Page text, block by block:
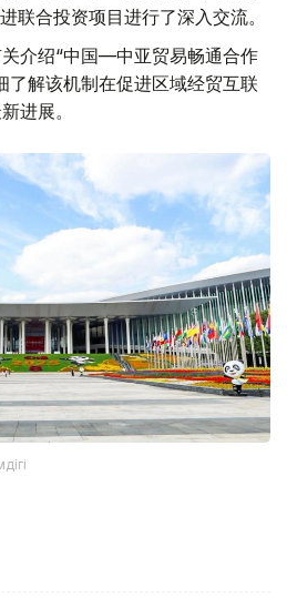
联合投资项目进行了深入交流。
介绍“中国—中亚贸易畅通合作
了解该机制在促进区域经贸互联
进展。